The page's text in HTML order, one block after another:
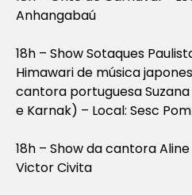
Anhangabaú
18h – Show Sotaques
Himawari de música
cantora portuguesa
e Karnak) – Local: Sesc
18h – Show da cantora
Victor Civita